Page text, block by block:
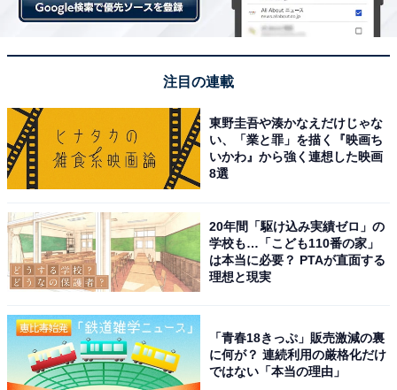
Marshall ワイヤレスポータブル防水スピーカー
仕様/小型/急速充電 【国内正規品】
Amazonで見る
マーシャル「Minor IV」
Marshall 完全ワイヤレスイヤホン Minor IV ブラック
注目の連載
東野圭吾や湊かなえだけじゃな
い、「業と罪」を描く『映画ち
いかわ』から強く連想した映画
8選
20年間「駆け込み実績ゼロ」の
学校も…「こども110番の家」
は本当に必要？ PTAが直面する
理想と現実
「青春18きっぷ」販売激減の裏
に何が？ 連続利用の厳格化だけ
ではない「本当の理由」